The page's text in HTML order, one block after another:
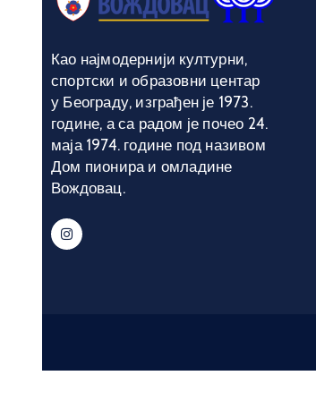
Као најмодернији културни,
спортски и образовни центар
у Београду, изграђен је 1973.
године, а са радом је почео 24.
маја 1974. године под називом
Дом пионира и омладине
Вождовац.